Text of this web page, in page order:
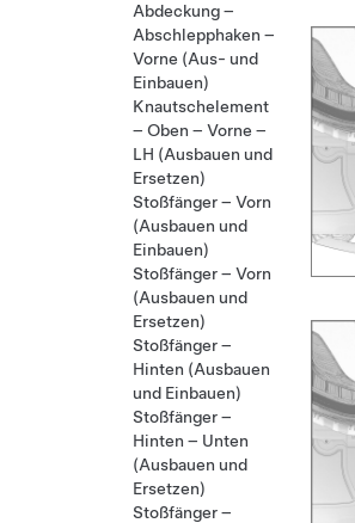
Abdeckung –
Abschlepphaken –
Vorne (Aus- und
Einbauen)
Knautschelement
– Oben – Vorne –
LH (Ausbauen und
Ersetzen)
Stoßfänger – Vorn
(Ausbauen und
Einbauen)
Stoßfänger – Vorn
(Ausbauen und
Ersetzen)
Stoßfänger –
Hinten (Ausbauen
und Einbauen)
Stoßfänger –
Hinten – Unten
(Ausbauen und
Ersetzen)
Stoßfänger –